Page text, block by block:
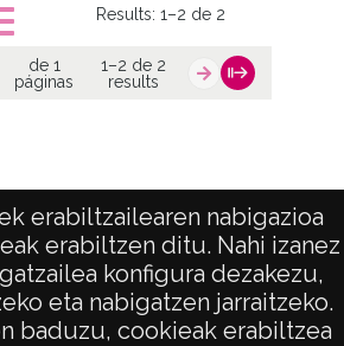
erabiltzailearen nabigazioa
erabiltzen ditu. Nahi izanez
konfigura dezakezu,
eta nabigatzen jarraitzeko.
baduzu, cookieak erabiltzea
Results:1–2 de 2
de 1
páginas
1–2 de 2
results
de 1
páginas
1–2 de 2
results